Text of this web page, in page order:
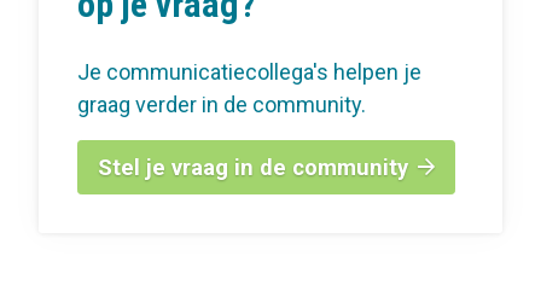
Je communicatiecollega's helpen je
graag verder in de community.
Stel je vraag in de community